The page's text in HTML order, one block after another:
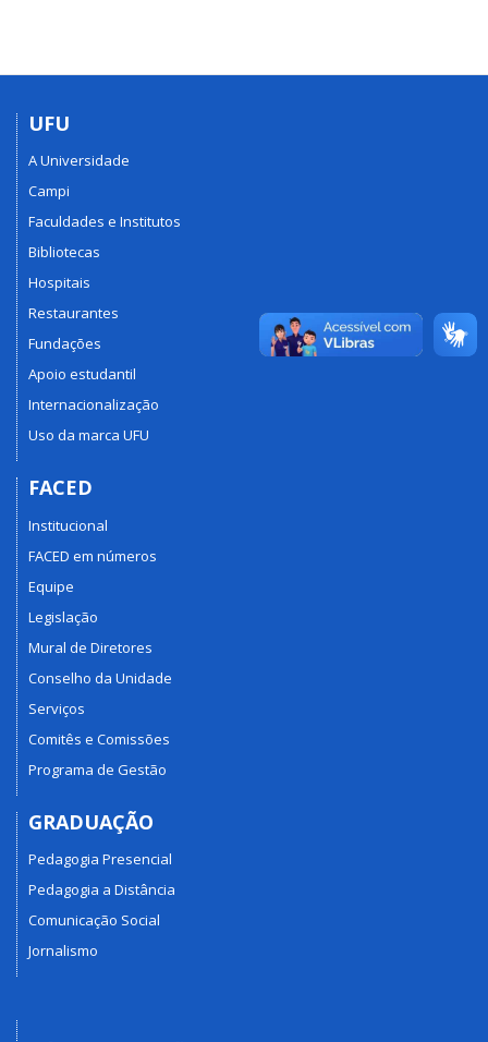
UFU
A Universidade
Campi
Faculdades e Institutos
Bibliotecas
Hospitais
Restaurantes
Fundações
Apoio estudantil
Internacionalização
Uso da marca UFU
FACED
Institucional
FACED em números
Equipe
Legislação
Mural de Diretores
Conselho da Unidade
Serviços
Comitês e Comissões
Programa de Gestão
GRADUAÇÃO
Pedagogia Presencial
Pedagogia a Distância
Comunicação Social
Jornalismo